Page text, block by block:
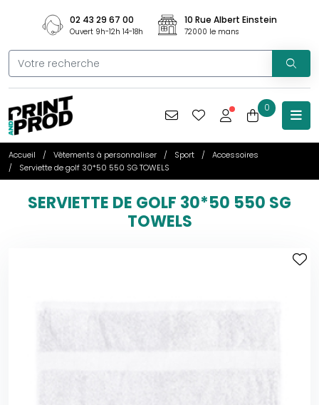
02 43 29 67 00
Ouvert 9h-12h 14-18h
10 Rue Albert Einstein
72000 le mans
0
Accueil Vêtements à personnaliser Sport
Accessoires
Serviette de golf 30*50 550 SG TOWELS
SERVIETTE DE GOLF 30*50 550 SG
TOWELS